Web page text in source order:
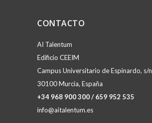
CONTACTO
AI Talentum
Edificio CEEIM
Campus Universitario de Espinardo, s/n
30100 Murcia, España
+34 968 900 300 / 659 952 535
info@aitalentum.es